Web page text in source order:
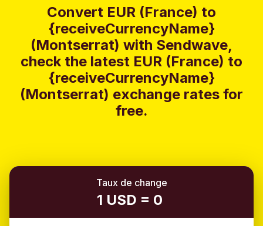
Convert EUR (France) to
{receiveCurrencyName}
(Montserrat) with Sendwave,
check the latest EUR (France) to
{receiveCurrencyName}
(Montserrat) exchange rates for
free.
Taux de change
1 USD = 0